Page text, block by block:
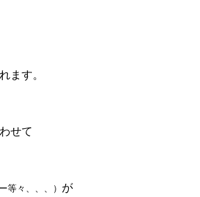
ます。
せて
等々、、、） が